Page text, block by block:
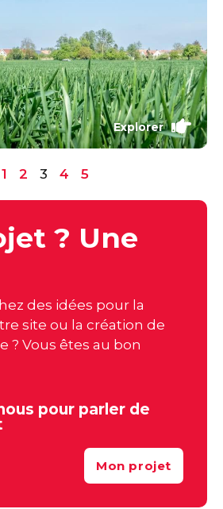
Explorer
1 2 3 4 5
? Une
des idées pour la
site ou la création de
? Vous êtes au bon
pour parler de
Mon projet